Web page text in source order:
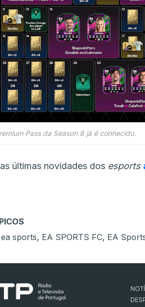
Pass da Season 8 já é conhecido.
últimas novidades dos esports
ea sports, EA SPORTS FC, EA